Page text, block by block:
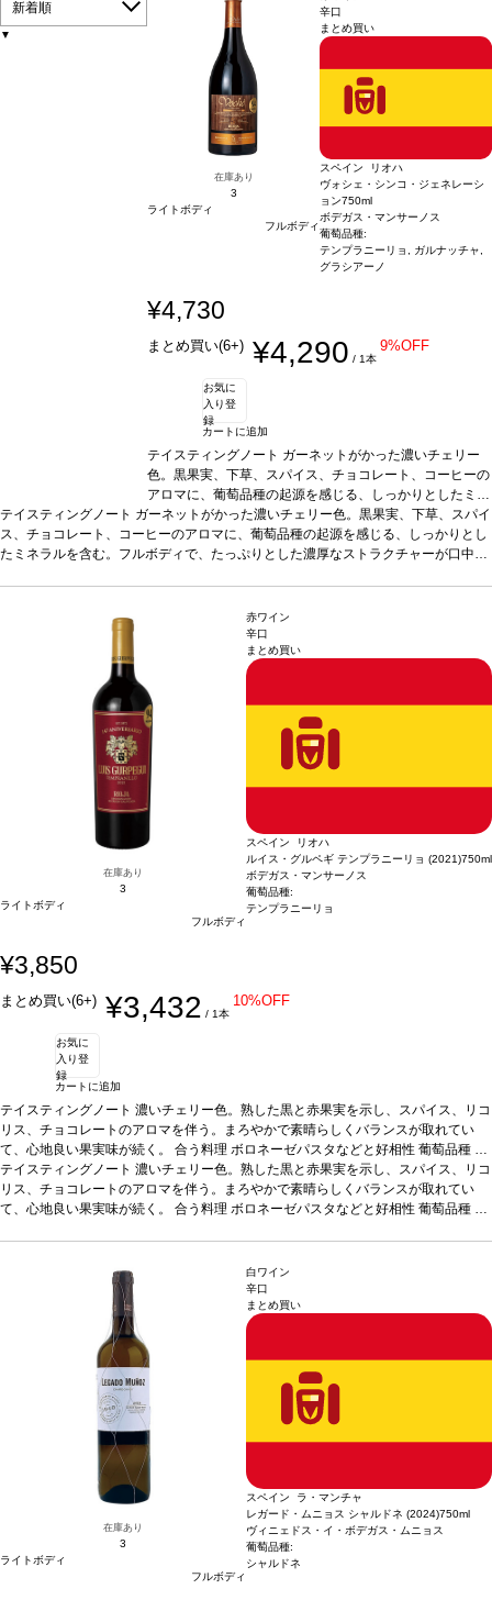
新着順
▼
在庫あり
3
ライトボディ
フルボディ
辛口
まとめ買い
スペイン リオハ
ヴォシェ・シンコ・ジェネレーシ
ョン750ml
ボデガス・マンサーノス
葡萄品種:
テンプラニーリョ, ガルナッチャ,
グラシアーノ
¥4,730
まとめ買い(6+) ¥4,290 / 1本
9%OFF
お気に
入り登
録
カートに追加
テイスティングノート ガーネットがかった濃いチェリー
色。黒果実、下草、スパイス、チョコレート、コーヒーの
アロマに、葡萄品種の起源を感じる、しっかりとしたミネ
ラルを含む。フルボディで、たっぷりとした濃厚なストラ
クチャーが口中を満たす。上質で滑らかなタンニンはエレ
ガントで、フレッシュな余韻の後味は際立っている。葡
36ヵ月熟成-ガルナッチャ2017ヴィンテージ；6ヵ月熟成-
グラシアーノ2015ヴィンテージ；30ヵ月熟成 ブレンド
後3ヵ月間瓶内熟成しリリース＞
テイスティングノート ガーネットがかった濃いチェリー色。黒果実、下草、スパイ
ス、チョコレート、コーヒーのアロマに、葡萄品種の起源を感じる、しっかりとし
たミネラルを含む。フルボディで、たっぷりとした濃厚なストラクチャーが口中を
0% ＜テンプラニーリョ2014ヴィンテージ；36ヵ月熟成-ガルナッチャ2017ヴィ
ンテージ；6ヵ月熟成-グラシアーノ2015ヴィンテージ；30ヵ月熟成 ブレンド後3
ヵ月間瓶内熟成しリリース＞
在庫あり
3
ライトボディ
フルボディ
赤ワイン
辛口
まとめ買い
スペイン リオハ
ルイス・グルペギ テンプラニーリョ (2021)750ml
ボデガス・マンサーノス
葡萄品種:
テンプラニーリョ
¥3,850
まとめ買い(6+) ¥3,432 / 1本
10%OFF
お気に
入り登
録
カートに追加
テイスティングノート 濃いチェリー色。熟した黒と赤果実を示し、スパイス、リコ
リス、チョコレートのアロマを伴う。まろやかで素晴らしくバランスが取れてい
て、心地良い果実味が続く。 合う料理 ボロネーゼパスタなどと好相性 葡萄品種 テ
ンプラニーリョ*本ヴィンテージが在庫切れの場合、在庫があり価格が同様の場合
は自動的に次のヴィンテージに変更されます、ご了承ください。
テイスティングノート 濃いチェリー色。熟した黒と赤果実を示し、スパイス、リコ
リス、チョコレートのアロマを伴う。まろやかで素晴らしくバランスが取れてい
て、心地良い果実味が続く。 合う料理 ボロネーゼパスタなどと好相性 葡萄品種 テ
在庫あり
3
ライトボディ
フルボディ
白ワイン
辛口
まとめ買い
スペイン ラ・マンチャ
レガード・ムニョス シャルドネ (2024)750ml
ヴィニェドス・イ・ボデガス・ムニョス
葡萄品種:
シャルドネ